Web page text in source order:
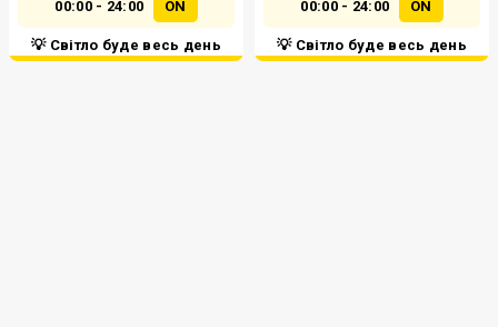
00:00 - 24:00 ON
💡 Світло буде весь день
00:00 - 24:00 ON
💡 Світло буде весь день